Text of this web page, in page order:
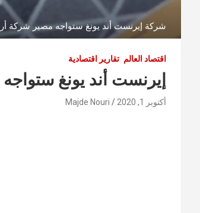
شركة إيرنست أند يونغ ستواجه مصير شركة
اقتصاد العالم تقارير اقتصادية
إيرنست أند يونغ
أكتوبر 1, 2020 Majde Nouri